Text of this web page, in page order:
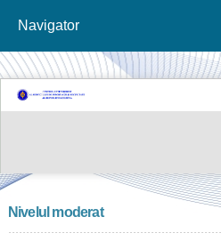
Navigator
Mergi la
conţinutul
Nivelul moderat